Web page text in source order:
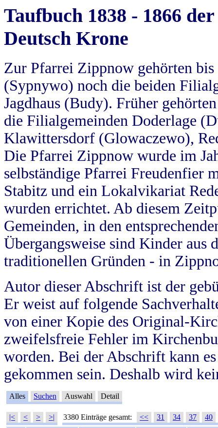
Taufbuch 1838 - 1866
Deutsch Krone
Zur Pfarrei Zippnow gehörten
(Sypnywo) noch die beiden
Jagdhaus (Budy). Früher
die Filialgemeinden Doderlage
Klawittersdorf (Glowaczewo),
Die Pfarrei Zippnow wurde im
selbständige Pfarrei Freudenfier
Stabitz und ein Lokalvikariat
wurden errichtet. Ab diesem
Gemeinden, in den
Übergangsweise sind Kinder aus
traditionellen Gründen - in
Autor dieser Abschrift ist der
Er weist auf folgende
von einer Kopie des Original-
zweifelsfreie Fehler im
worden. Bei der Abschrift kann
gekommen sein. Deshalb wird
Alles Suchen Auswahl Detail
|< < > >| 3380 Einträge gesamt: << 31 34 37
40